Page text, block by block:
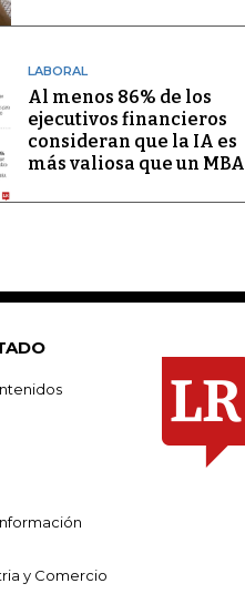
LABORAL
Al menos 86% de los
ejecutivos financieros
consideran que la IA es
más valiosa que un MBA
y Comercio